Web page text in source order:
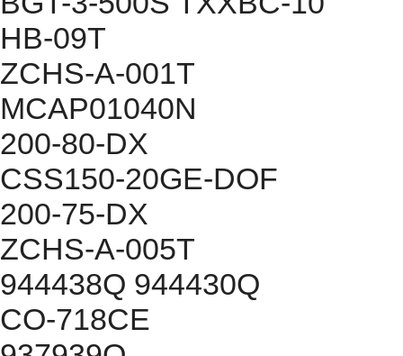
HB-09T
ZCHS-A-001T
MCAP01040N
200-80-DX
CSS150-20GE-DOF
200-75-DX
ZCHS-A-005T
944438Q 944430Q
CO-718CE